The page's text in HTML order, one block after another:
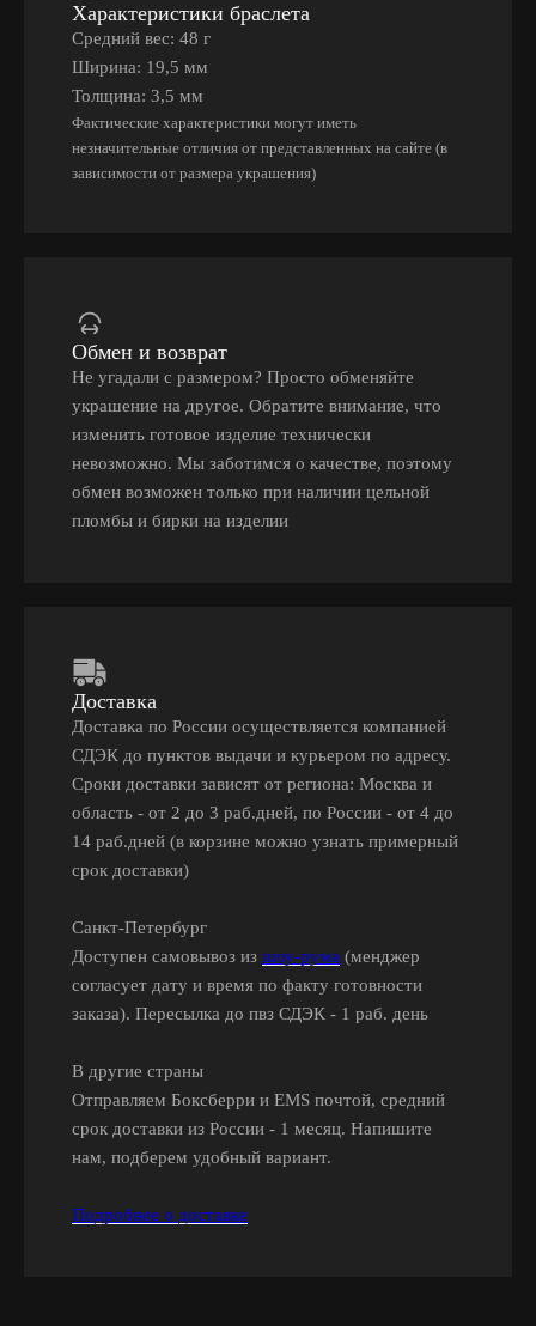
Характеристики браслета
Средний вес: 48 г
Ширина: 19,5 мм
Толщина: 3,5 мм
Фактические характеристики могут иметь
незначительные отличия от представленных на сайте (в
зависимости от размера украшения)
Обмен и возврат
Не угадали с размером? Просто обменяйте
украшение на другое. Обратите внимание, что
изменить готовое изделие технически
невозможно. Мы заботимся о качестве, поэтому
обмен возможен только при наличии цельной
пломбы и бирки на изделии
Доставка
Доставка по России осуществляется компанией
СДЭК до пунктов выдачи и курьером по адресу.
Сроки доставки зависят от региона: Москва и
область - от 2 до 3 раб.дней, по России - от 4 до
14 раб.дней (в корзине можно узнать примерный
срок доставки)
Санкт-Петербург
Доступен самовывоз из шоу-рума (менджер
согласует дату и время по факту готовности
заказа). Пересылка до пвз СДЭК - 1 раб. день
В другие страны
Отправляем Боксберри и EMS почтой, средний
срок доставки из России - 1 месяц. Напишите
нам, подберем удобный вариант.
Подробнее о доставке